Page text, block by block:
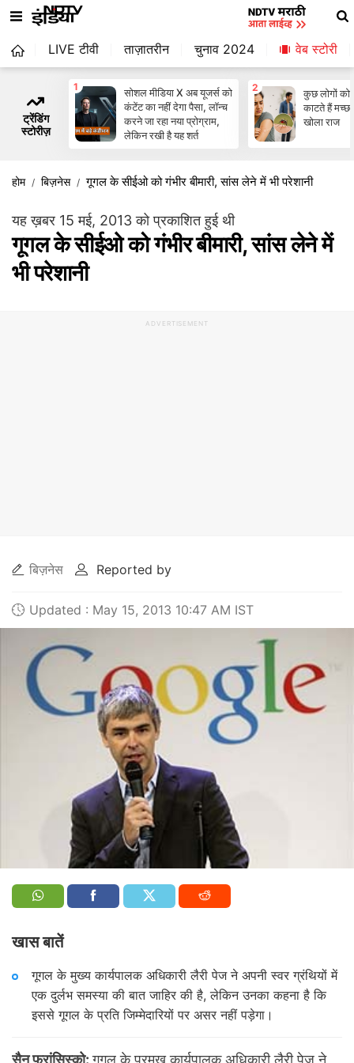
LIVE टीवी ताज़ातरीन चुनाव 2024 वेब स्‍टोरी
ट्रेंडिंग
स्टोरीज़
1
सोशल मीडिया X अब यूजर्स को
कंटेंट का नहीं देगा पैसा, लॉन्च
करने जा रहा नया प्रोग्राम,
लेकिन रखी है यह शर्त
2
कुछ लोगों को
काटते हैं
खोला राज
होम बिज़नेस गूगल के सीईओ को गंभीर बीमारी, सांस लेने में भी परेशानी
यह ख़बर 15 मई, 2013 को प्रकाशित हुई थी
गूगल के सीईओ को गंभीर बीमारी, सांस लेने में
भी परेशानी
ADVERTISEMENT
बिज़नेस Reported by
Updated : May 15, 2013 10:47 AM IST
खास बातें
गूगल के मुख्य कार्यपालक अधिकारी लैरी पेज ने अपनी स्वर ग्रंथियों में
एक दुर्लभ समस्या की बात जाहिर की है, लेकिन उनका कहना है कि
इससे गूगल के प्रति जिम्मेदारियों पर असर नहीं पड़ेगा।
सैन फ्रांसिस्को:गूगल के प्रमुख कार्यपालक अधिकारी लैरी पेज ने